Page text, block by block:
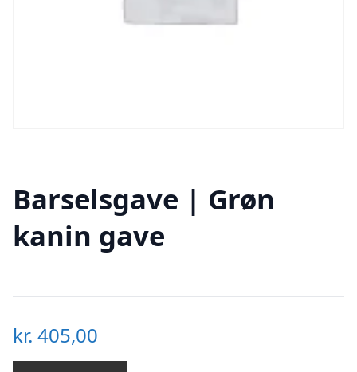
Barselsgave | Grøn
kanin gave
kr. 405,00